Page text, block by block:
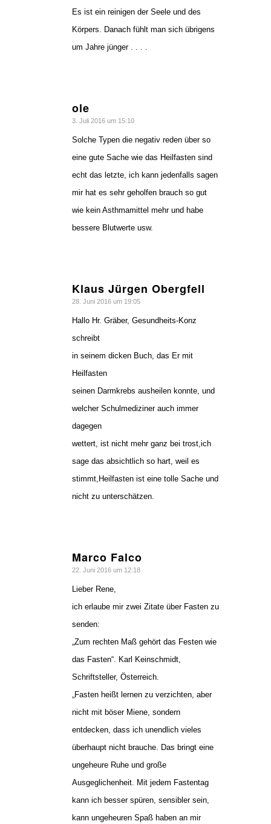
Es ist ein reinigen der Seele und des
Körpers. Danach fühlt man sich übrigens
um Jahre jünger . . . .
ole
sagte:
3. Juli 2016 um 15:10
Solche Typen die negativ reden über so
eine gute Sache wie das Heilfasten sind
echt das letzte, ich kann jedenfalls sagen
mir hat es sehr geholfen brauch so gut
wie kein Asthmamittel mehr und habe
bessere Blutwerte usw.
Klaus Jürgen Obergfell
sagte:
28. Juni 2016 um 19:05
Hallo Hr. Gräber, Gesundheits-Konz
schreibt
in seinem dicken Buch, das Er mit
Heilfasten
seinen Darmkrebs ausheilen konnte, und
welcher Schulmediziner auch immer
dagegen
wettert, ist nicht mehr ganz bei trost,ich
sage das absichtlich so hart, weil es
stimmt,Heilfasten ist eine tolle Sache und
nicht zu unterschätzen.
Marco Falco
sagte:
22. Juni 2016 um 12:18
Lieber Rene,
ich erlaube mir zwei Zitate über Fasten zu
senden:
„Zum rechten Maß gehört das Festen wie
das Fasten“. Karl Keinschmidt,
Schriftsteller, Österreich.
„Fasten heißt lernen zu verzichten, aber
nicht mit böser Miene, sondern
entdecken, dass ich unendlich vieles
überhaupt nicht brauche. Das bringt eine
ungeheure Ruhe und große
Ausgeglichenheit. Mit jedem Fastentag
kann ich besser spüren, sensibler sein,
kann ungeheuren Spaß haben an mir